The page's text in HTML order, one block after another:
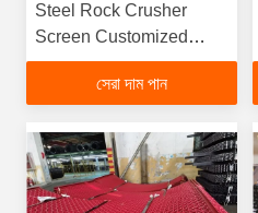
Steel Rock Crusher
Screen Customized
Hole Type
সেরা দাম পান